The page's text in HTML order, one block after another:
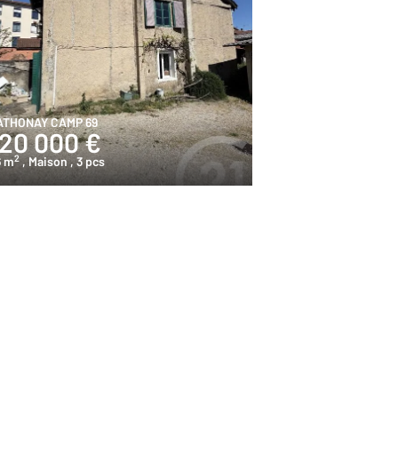
CAMP 69
000 €
m2 , Maison, 3 pcs